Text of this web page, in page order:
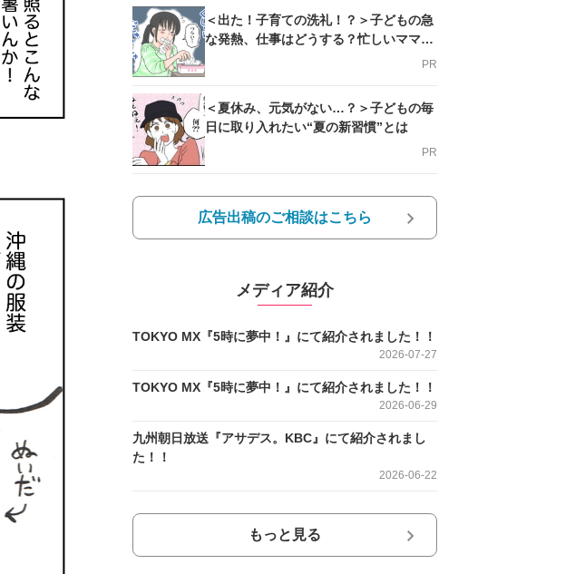
＜出た！子育ての洗礼！？＞子どもの急
な発熱、仕事はどうする？忙しいママを
PR
＜夏休み、元気がない…？＞子どもの毎
日に取り入れたい“夏の新習慣”とは
PR
広告出稿のご相談はこちら
メディア紹介
TOKYO MX『5時に夢中！』にて紹介されました！！
2026-07-27
TOKYO MX『5時に夢中！』にて紹介されました！！
2026-06-29
九州朝日放送『アサデス。KBC』にて紹介されまし
た！！
2026-06-22
もっと見る